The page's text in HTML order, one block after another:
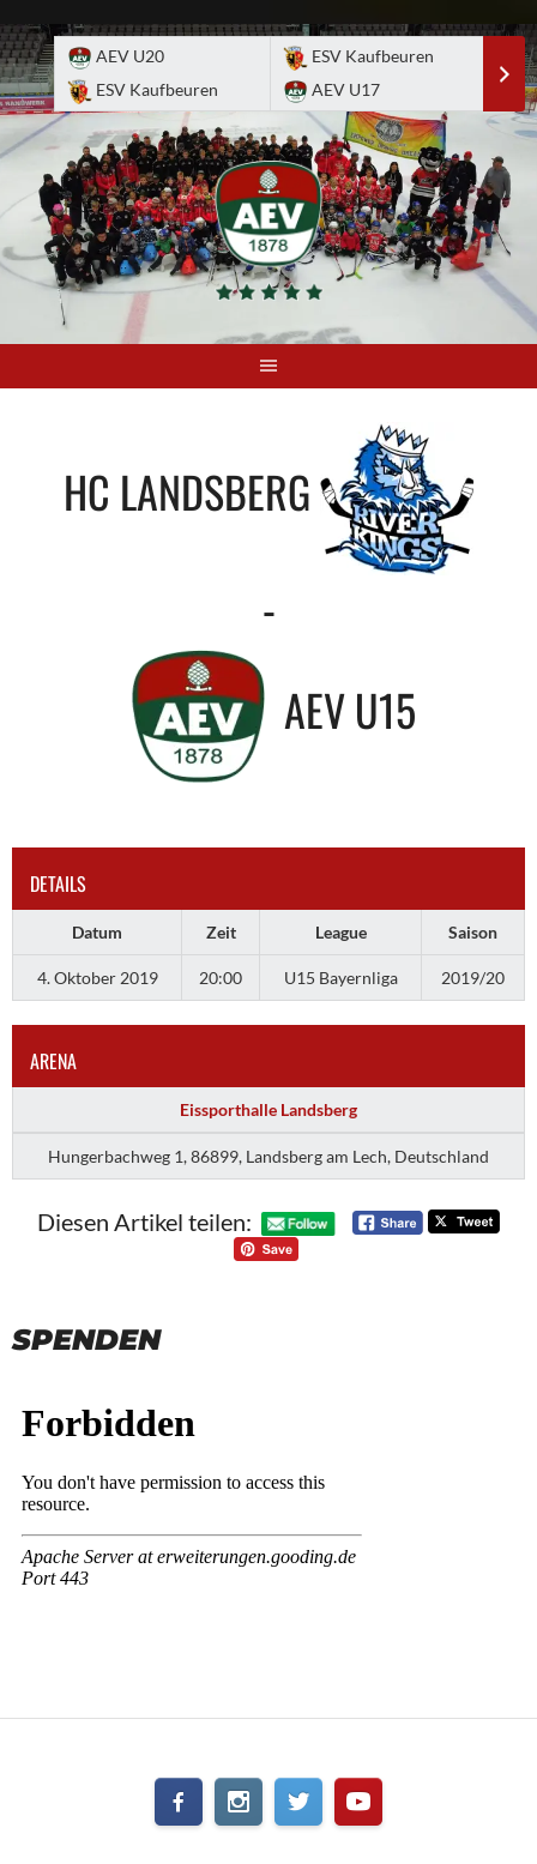
to
content
AEV U20
ESV Kaufbeuren
ESV Kaufbeuren
AEV U17
HC LANDSBERG
-
AEV U15
DETAILS
Datum Zeit League Saison
4. Oktober 2019 20:00 U15 Bayernliga 2019/20
ARENA
Eissporthalle Landsberg
Hungerbachweg 1, 86899, Landsberg am Lech, Deutschland
Diesen Artikel teilen:
SPENDEN